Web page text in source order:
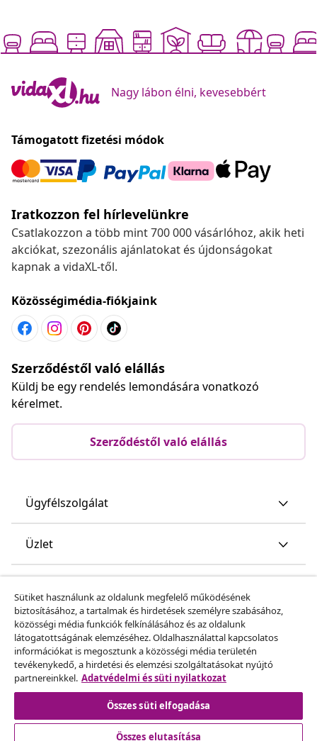
Nagy lábon élni, kevesebbért
Támogatott fizetési módok
Iratkozzon fel hírlevelünkre
Csatlakozzon a több mint 700 000 vásárlóhoz, akik heti
akciókat, szezonális ajánlatokat és újdonságokat
kapnak a vidaXL-től.
Közösségimédia-fiókjaink
Szerződéstől való elállás
Küldj be egy rendelés lemondására vonatkozó
kérelmet.
Szerződéstől való elállás
Ügyfélszolgálat
Üzlet
Fedezz fel többet
Sütiket használunk az oldalunk megfelelő működésének
biztosításához, a tartalmak és hirdetések személyre szabásához,
közösségi média funkciók felkínálásához és az oldalunk
látogatottságának elemzéséhez. Oldalhasználattal kapcsolatos
információkat is megosztunk a közösségi média területén
tevékenykedő, a hirdetési és elemzési szolgáltatásokat nyújtó
partnereinkkel. Adatvédelmi és süti nyilatkozat
Összes süti elfogadása
Összes elutasítása